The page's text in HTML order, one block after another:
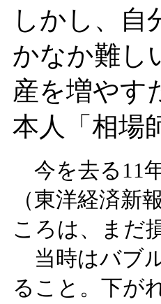
しかし、自
かなか難し
産を増やす
本人「相場
今を去る11
（東洋経済
ころは、まだ
当時はバブ
ること。下が